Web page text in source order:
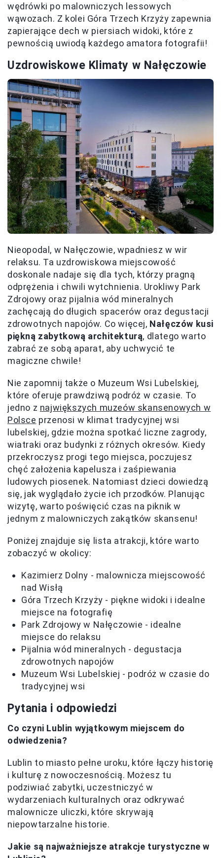
wędrówki po malowniczych lessowych
wąwozach. Z kolei Góra Trzech Krzyży zapewnia
zapierające dech w piersiach widoki, które z
pewnością uwiodą każdego amatora fotografii!
Uzdrowiskowe Klimaty w Nałęczowie
Nieopodal, w Nałęczowie, wpadniesz w wir
relaksu. Ta uzdrowiskowa miejscowość
doskonale nadaje się dla tych, którzy pragną
odprężenia i chwili wytchnienia. Urokliwy Park
Zdrojowy oraz pijalnia wód mineralnych
zachęcają do długich spacerów oraz degustacji
zdrowotnych napojów. Co więcej, Nałęczów kusi
piękną zabytkową architekturą, dlatego warto
zabrać ze sobą aparat, aby uchwycić te
magiczne chwile!
Nie zapomnij także o Muzeum Wsi Lubelskiej,
które oferuje prawdziwą podróż w czasie. To
jedno z największych muzeów skansenowych w
Polsce przenosi w klimat tradycyjnej wsi
lubelskiej, gdzie można spotkać liczne zagrody,
wiatraki oraz budynki z różnych okresów. Kiedy
przekroczysz progi tego miejsca, poczujesz
chęć założenia kapelusza i zaśpiewania
ludowych piosenek. Natomiast dzieci dowiedzą
się, jak wyglądało życie ich przodków. Planując
wizytę, warto poświęcić czas na piknik w
jednym z malowniczych zakątków skansenu!
Poniżej znajduje się lista atrakcji, które warto
zobaczyć w okolicy:
Kazimierz Dolny - malownicza miejscowość
nad Wisłą
Góra Trzech Krzyży - piękne widoki i idealne
miejsce na fotografię
Park Zdrojowy w Nałęczowie - idealne
miejsce do relaksu
Pijalnia wód mineralnych - degustacja
zdrowotnych napojów
Muzeum Wsi Lubelskiej - podróż w czasie do
tradycyjnej wsi
Pytania i odpowiedzi
Co czyni Lublin wyjątkowym miejscem do
odwiedzenia?
Lublin to miasto pełne uroku, które łączy historię
i kulturę z nowoczesnością. Możesz tu
podziwiać zabytki, uczestniczyć w
wydarzeniach kulturalnych oraz odkrywać
malownicze uliczki, które skrywają
niepowtarzalne historie.
Jakie są najważniejsze atrakcje turystyczne w